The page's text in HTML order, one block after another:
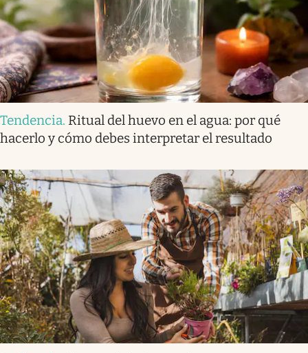
Tendencia. Ritual del huevo en el agua: por qué
hacerlo y cómo debes interpretar el resultado